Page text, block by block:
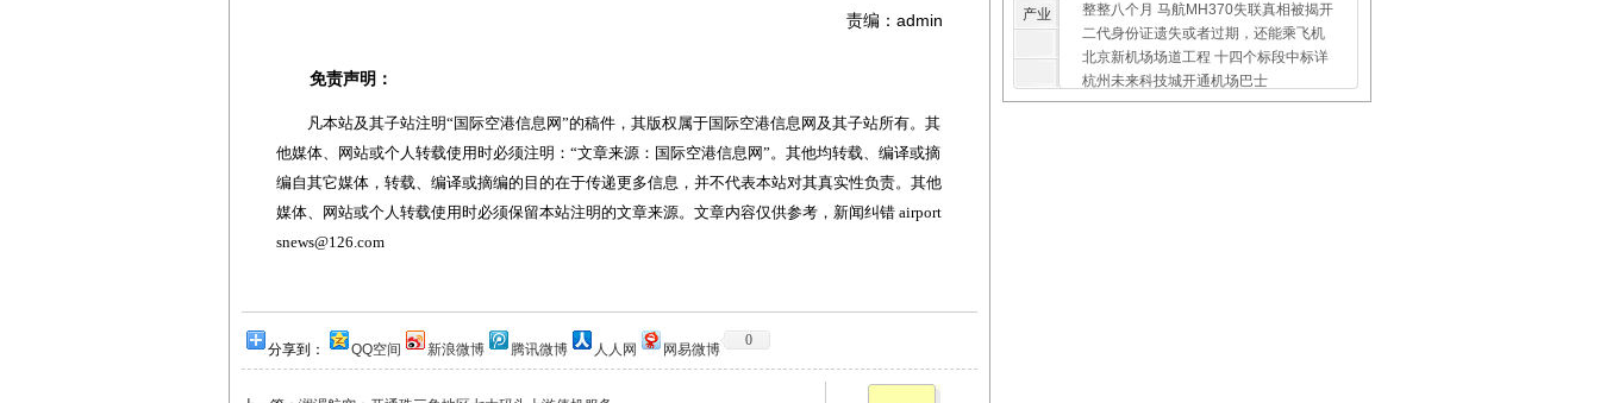
责编：admin
免责声明：
凡本站及其子站注明“国际空港信息网”的稿件，其版权属于国际空港信息网及其子站所有。其
他媒体、网站或个人转载使用时必须注明：“文章来源：国际空港信息网”。其他均转载、编译或摘
编自其它媒体，转载、编译或摘编的目的在于传递更多信息，并不代表本站对其真实性负责。其他
媒体、网站或个人转载使用时必须保留本站注明的文章来源。文章内容仅供参考，新闻纠错 airport
snews@126.com
分享到： QQ空间 新浪微博 腾讯微博 人人网 网易微博
0
产业
整整八个月 马航MH370失联真相被揭开
二代身份证遗失或者过期，还能乘飞机
北京新机场场道工程 十四个标段中标详
杭州未来科技城开通机场巴士
上海虹桥、浦东机场外币兑换点位置介